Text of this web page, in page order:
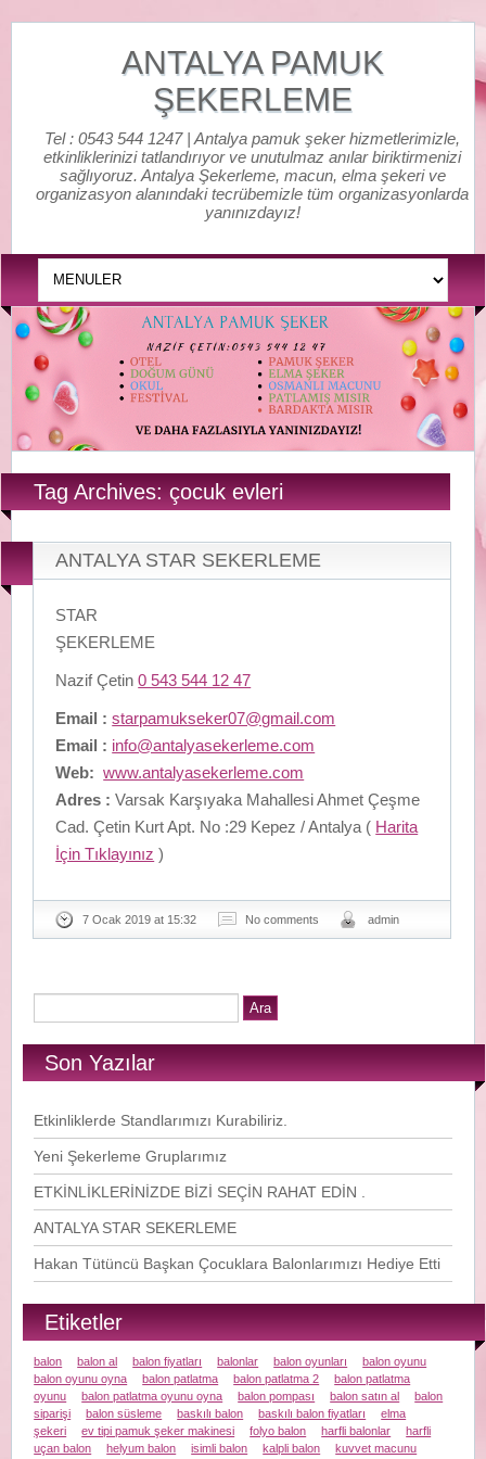
ANTALYA PAMUK
ŞEKERLEME
Tel : 0543 544 1247 | Antalya pamuk şeker hizmetlerimizle,
etkinliklerinizi tatlandırıyor ve unutulmaz anılar biriktirmenizi
sağlıyoruz. Antalya Şekerleme, macun, elma şekeri ve
organizasyon alanındaki tecrübemizle tüm organizasyonlarda
yanınızdayız!
Tag Archives: çocuk evleri
ANTALYA STAR SEKERLEME
STAR
ŞEKERLEME
Nazif Çetin0 543 544 12 47
Email : starpamukseker07@gmail.com
Email : info@antalyasekerleme.com
Web: www.antalyasekerleme.com
Adres : Varsak Karşıyaka Mahallesi Ahmet Çeşme
Cad. Çetin Kurt Apt. No :29 Kepez / Antalya ( Harita
İçin Tıklayınız )
7 Ocak 2019 at 15:32 No comments admin
Son Yazılar
Etkinliklerde Standlarımızı Kurabiliriz.
Yeni Şekerleme Gruplarımız
ETKİNLİKLERİNİZDE BİZİ SEÇİN RAHAT EDİN .
ANTALYA STAR SEKERLEME
Hakan Tütüncü Başkan Çocuklara Balonlarımızı Hediye Etti
Etiketler
balon balon al balon fiyatları balonlar balon oyunları
balon oyunu
balon oyunu oyna
balon patlatma balon patlatma 2
balon patlatma
oyunu
balon patlatma oyunu oyna balon pompası balon satın al
balon
siparişi
balon süsleme baskılı balon baskılı balon fiyatları
elma
şekeri
ev tipi pamuk şeker makinesi folyo balon harfli balonlar
harfli
uçan balon
helyum balon isimli balon kalpli balon
kuvvet macunu